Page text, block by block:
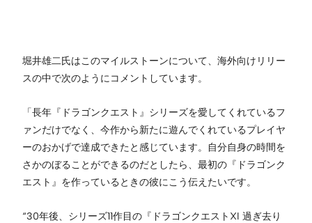
堀井雄二氏はこのマイルストーンについて、海外向けリリー
スの中で次のようにコメントしています。
「長年『ドラゴンクエスト』シリーズを愛してくれているフ
ァンだけでなく、今作から新たに遊んでくれているプレイヤ
ーのおかげで達成できたと感じています。自分自身の時間を
さかのぼることができるのだとしたら、最初の『ドラゴンク
エスト』を作っているときの彼にこう伝えたいです。
“30年後、シリーズ11作目の『ドラゴンクエストXI 過ぎ去り